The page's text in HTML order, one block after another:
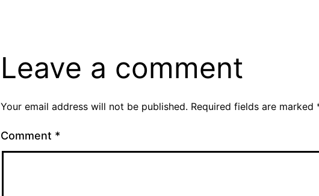
Leave a comment
Your email address will not be published. Required fields are marked
Comment *